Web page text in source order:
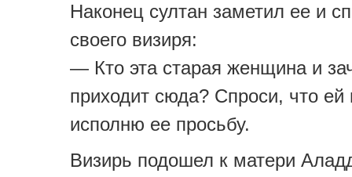
Наконец султан заметил ее и
своего визиря:
— Кто эта старая женщина и
приходит сюда? Спроси, что ей
исполню ее просьбу.
Визирь подошел к матери